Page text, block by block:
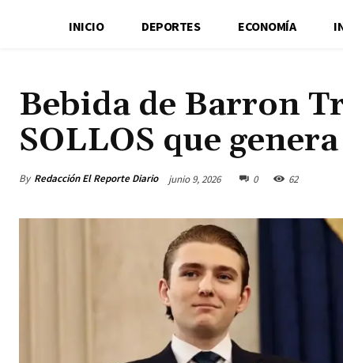
INICIO DEPORTES ECONOMÍA
Bebida de Barron
SOLLOS que
By Redacción El Reporte Diario junio 9, 2026 0 62